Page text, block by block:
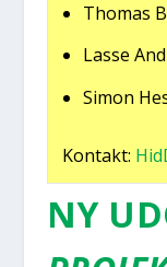
Tho­mas
Las­se
Simon
Kon­takt:
NY